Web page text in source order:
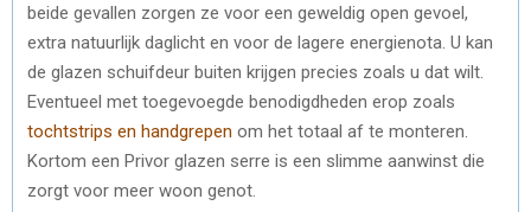
beide gevallen zorgen ze voor een geweldig open gevoel,
extra natuurlijk daglicht en voor de lagere energienota. U kan
de glazen schuifdeur buiten krijgen precies zoals u dat wilt.
Eventueel met toegevoegde benodigdheden erop zoals
tochtstrips en handgrepen om het totaal af te monteren.
Kortom een Privor glazen serre is een slimme aanwinst die
zorgt voor meer woon genot.